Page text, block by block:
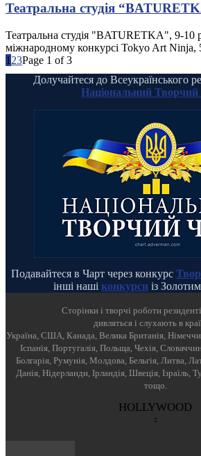
Театральна студія
Театральна студія "BATURETKA", 9-10
міжнародному конкурсі Tokyo Art Ninja,
1 23Page 1 of 3
Долучайтеся до Всеукраїнського
Національний
Подавайтеся в Чарт через конкурс
інші наші конкурси із
Cторінки і творчі роботи
дивляться і слухають в
Україна, США, Канада, Велика Британія,
Іспанія, Португалія, Польща, Чехія,
Болгарія, Румунія, Молдова, Бельгія, Литва,
Данія, Нідерланди, Ірландія, Швеція, Ізраїль,
тощо.
HOLLYWOOD